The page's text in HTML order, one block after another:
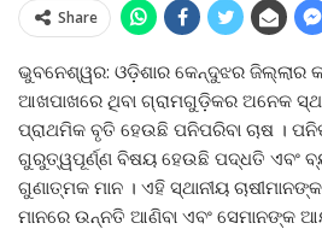
Share
ଭୁବନେଶ୍ୱର: ଓଡ଼ିଶାର କେନ୍ଦୁଝର ଜିଲ୍ଲାର
ଆଖପାଖରେ ଥିବା ଗ୍ରାମଗୁଡ଼ିକର ଅନେକ
ପ୍ରାଥମିକ ବୃତି ହେଉଛି ପନିପରିବା ଚାଷ ।
ଗୁରୁତ୍ୱପୂର୍ଣ୍ଣ ବିଷୟ ହେଉଛି ପଦ୍ଧତି ଏବଂ
ଗୁଣାତ୍ମକ ମାନ । ଏହି ସ୍ଥାନୀୟ
ମାନରେ ଉନ୍ନତି ଆଣିବା ଏବଂ ସେମାନଙ୍କ